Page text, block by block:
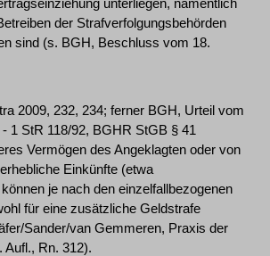
unterliegen, namentlich
der Strafverfolgungsbehörden
sind (s. BGH, Beschluss vom 18.
2009, 232, 234; ferner BGH, Urteil vom
1 StR 118/92, BGHR StGB § 41
Vermögen des Angeklagten oder von
Einkünfte (etwa
je nach den einzelfallbezogenen
für eine zusätzliche Geldstrafe
Sander/van Gemmeren, Praxis der
Aufl., Rn. 312).